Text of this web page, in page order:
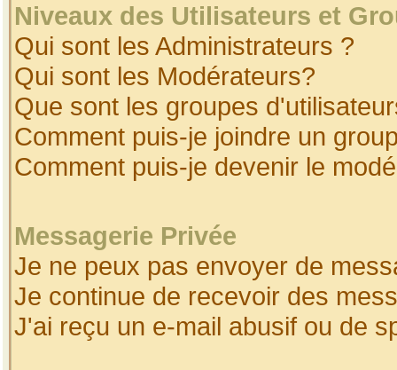
Niveaux des Utilisateurs et
Qui sont les Administrateurs ?
Qui sont les Modérateurs?
Que sont les groupes
Comment puis-je joindre un
Comment puis-je devenir le
Messagerie Privée
Je ne peux pas envoyer de
Je continue de recevoir des
J'ai reçu un e-mail abusif ou de